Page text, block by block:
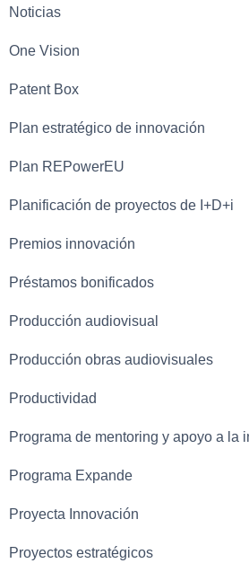
Noticias
One Vision
Patent Box
Plan estratégico de innovación
Plan REPowerEU
Planificación de proyectos de I+D+i
Premios innovación
Préstamos bonificados
Producción audiovisual
Producción obras audiovisuales
Productividad
Programa de mentoring y apoyo a la
Programa Expande
Proyecta Innovación
Proyectos estratégicos